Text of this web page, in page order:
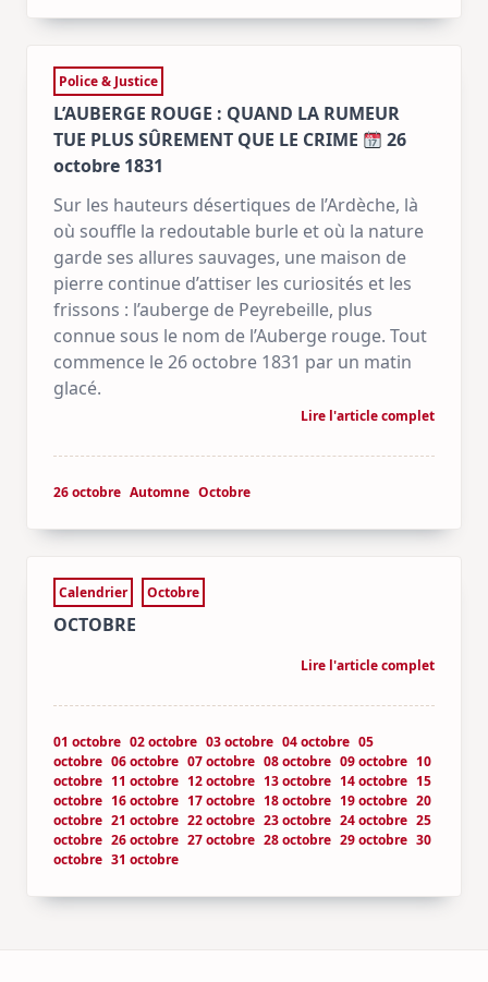
Police & Justice
L’AUBERGE ROUGE : QUAND LA RUMEUR
TUE PLUS SÛREMENT QUE LE CRIME
26
octobre 1831
Sur les hauteurs désertiques de l’Ardèche, là
où souffle la redoutable burle et où la nature
garde ses allures sauvages, une maison de
pierre continue d’attiser les curiosités et les
frissons : l’auberge de Peyrebeille, plus
connue sous le nom de l’Auberge rouge. Tout
commence le 26 octobre 1831 par un matin
glacé.
Lire l'article complet
26 octobre Automne Octobre
Calendrier Octobre
OCTOBRE
Lire l'article complet
01 octobre 02 octobre 03 octobre 04 octobre 05
octobre 06 octobre 07 octobre 08 octobre 09 octobre 10
octobre 11 octobre 12 octobre 13 octobre 14 octobre 15
octobre 16 octobre 17 octobre 18 octobre 19 octobre 20
octobre 21 octobre 22 octobre 23 octobre 24 octobre 25
octobre 26 octobre 27 octobre 28 octobre 29 octobre 30
octobre 31 octobre